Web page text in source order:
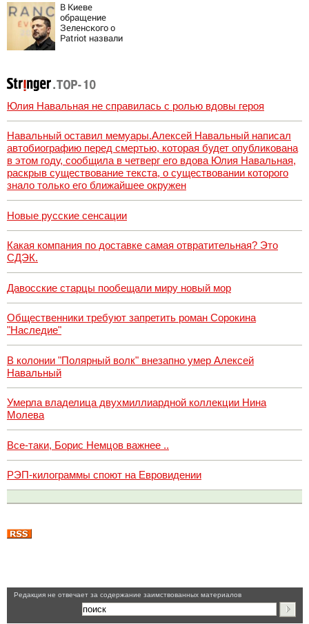
В Киеве
обращение
Зеленского о
Patriot назвали
Юлия Навальная не справилась с ролью вдовы героя
Навальный оставил мемуары.Алексей Навальный написал
автобиографию перед смертью, которая будет опубликована
в этом году, сообщила в четверг его вдова Юлия Навальная,
раскрыв существование текста, о существовании которого
знало только его ближайшее окружен
Новые русские сенсации
Какая компания по доставке самая отвратительная? Это
СДЭК.
Давосские старцы пообещали миру новый мор
Общественники требуют запретить роман Сорокина
"Наследие"
В колонии "Полярный волк" внезапно умер Алексей
Навальный
Умерла владелица двухмиллиардной коллекции Нина
Молева
Все-таки, Борис Немцов важнее ..
РЭП-килограммы споют на Евровидении
Pедакция не отвечает за содержание заимствованных материалов